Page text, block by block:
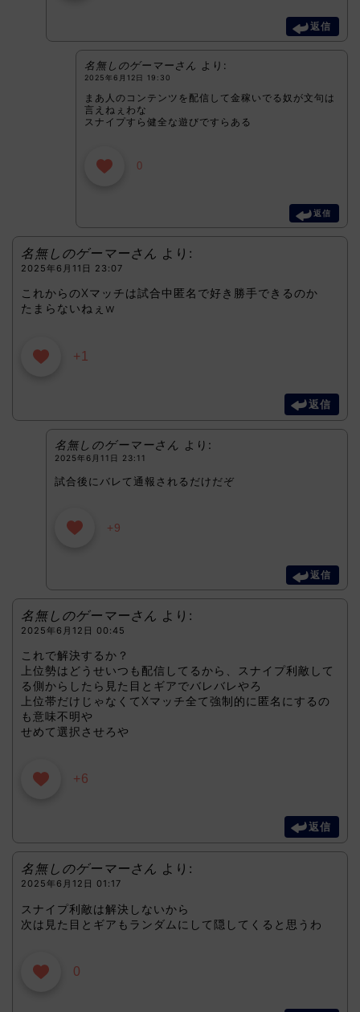
返信
名無しのゲーマーさん より:
2025年6月12日 19:30
まあ人のコンテンツを配信して金稼いでる奴が文句は
言えねぇわな
スナイプすら健全な遊びですらある
0
返信
名無しのゲーマーさん より:
2025年6月11日 23:07
これからのXマッチは試合中匿名で好き勝手できるのか
たまらないねぇw
+1
返信
名無しのゲーマーさん より:
2025年6月11日 23:11
試合後にバレて通報されるだけだぞ
+9
返信
名無しのゲーマーさん より:
2025年6月12日 00:45
これで解決するか？
上位勢はどうせいつも配信してるから、スナイプ利敵して
る側からしたら見た目とギアでバレバレやろ
上位帯だけじゃなくてXマッチ全て強制的に匿名にするの
も意味不明や
せめて選択させろや
+6
返信
名無しのゲーマーさん より:
2025年6月12日 01:17
スナイプ利敵は解決しないから
次は見た目とギアもランダムにして隠してくると思うわ
0